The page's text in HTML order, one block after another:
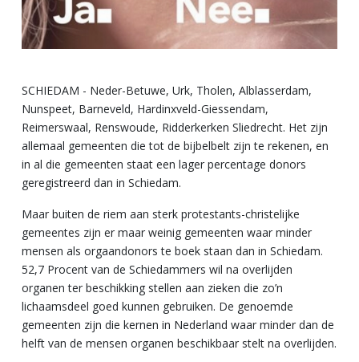
SCHIEDAM - Neder-Betuwe, Urk, Tholen, Alblasserdam,
Nunspeet, Barneveld, Hardinxveld-Giessendam,
Reimerswaal, Renswoude, Ridderkerken Sliedrecht. Het zijn
allemaal gemeenten die tot de bijbelbelt zijn te rekenen, en
in al die gemeenten staat een lager percentage donors
geregistreerd dan in Schiedam.
Maar buiten de riem aan sterk protestants-christelijke
gemeentes zijn er maar weinig gemeenten waar minder
mensen als orgaandonors te boek staan dan in Schiedam.
52,7 Procent van de Schiedammers wil na overlijden
organen ter beschikking stellen aan zieken die zo’n
lichaamsdeel goed kunnen gebruiken. De genoemde
gemeenten zijn die kernen in Nederland waar minder dan de
helft van de mensen organen beschikbaar stelt na overlijden.